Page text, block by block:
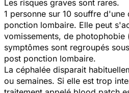
Les risques graves sont rares.
1 personne sur 10 souffre d'une
ponction lombaire. Elle peut
vomissements, de photophobie
symptômes sont regroupés
post ponction lombaire.
La céphalée disparait
ou semaines. Si elle est trop